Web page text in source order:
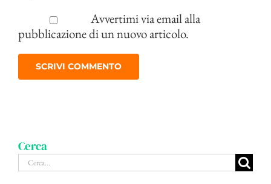
Avvertimi via email alla
pubblicazione di un nuovo articolo.
Cerca
Cerca
per: